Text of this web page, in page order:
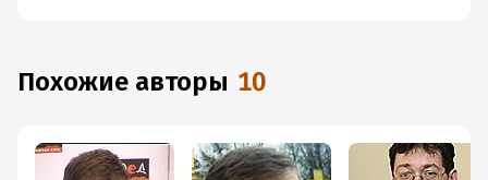
Похожие авторы 10